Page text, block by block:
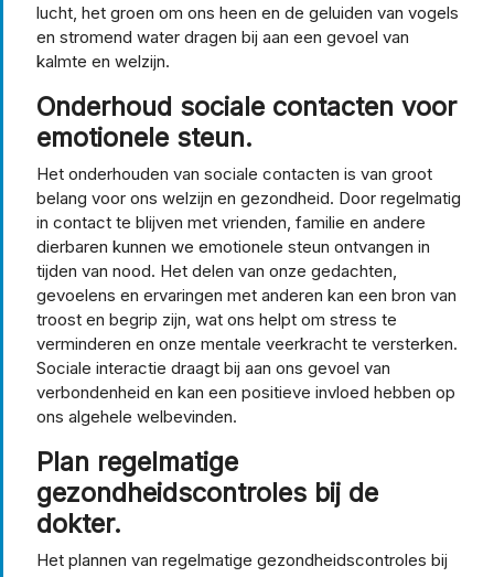
lucht, het groen om ons heen en de geluiden van vogels
en stromend water dragen bij aan een gevoel van
kalmte en welzijn.
Onderhoud sociale contacten voor
emotionele steun.
Het onderhouden van sociale contacten is van groot
belang voor ons welzijn en gezondheid. Door regelmatig
in contact te blijven met vrienden, familie en andere
dierbaren kunnen we emotionele steun ontvangen in
tijden van nood. Het delen van onze gedachten,
gevoelens en ervaringen met anderen kan een bron van
troost en begrip zijn, wat ons helpt om stress te
verminderen en onze mentale veerkracht te versterken.
Sociale interactie draagt bij aan ons gevoel van
verbondenheid en kan een positieve invloed hebben op
ons algehele welbevinden.
Plan regelmatige
gezondheidscontroles bij de
dokter.
Het plannen van regelmatige gezondheidscontroles bij